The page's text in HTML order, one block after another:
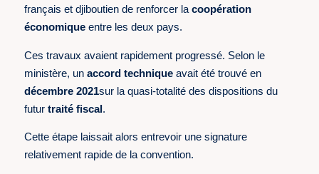
français et djiboutien de renforcer lacoopération
économique entre les deux pays.
Ces travaux avaient rapidement progressé. Selon le
ministère, unaccord technique avait été trouvé en
décembre 2021sur la quasi-totalité des dispositions du
futurtraité fiscal.
Cette étape laissait alors entrevoir une signature
relativement rapide de la convention.